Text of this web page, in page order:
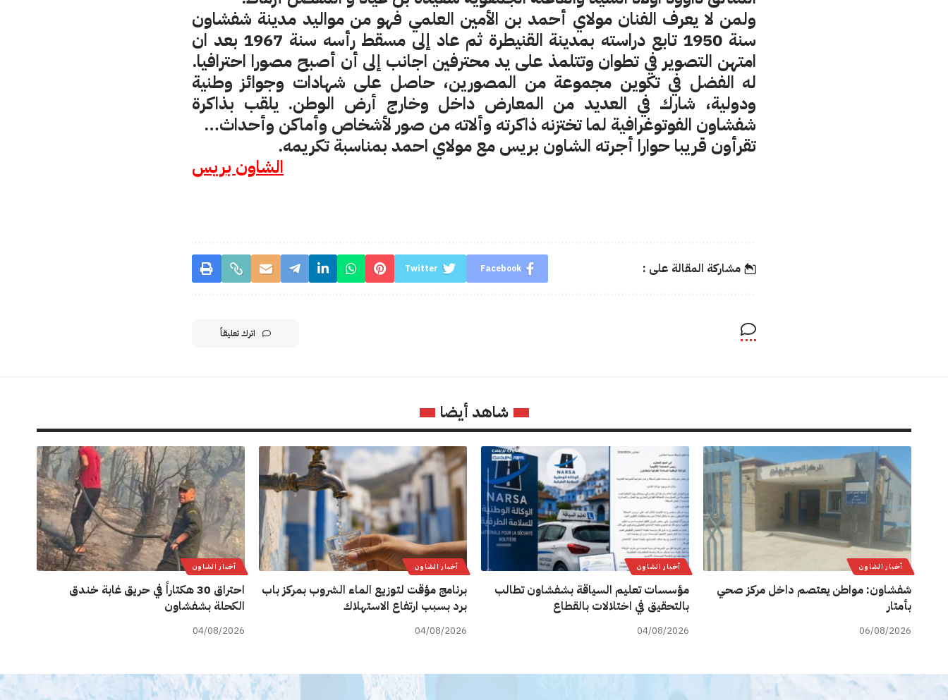
ولمن لا يعرف الفنان مولاي أحمد بن الأمين العلمي فهو من مواليد مدينة شفشاون
سنة 1950 تابع دراسته بمدينة القنيطرة ثم عاد إلى مسقط رأسه سنة 1967 بعد ان
امتهن التصوير في تطوان وتتلمذ على يد محترفين اجانب إلى أن أصبح مصورا احترافيا.
له الفضل في تكوين مجموعة من المصورين، حاصل على شهادات وجوائز وطنية
ودولية، شارك في العديد من المعارض داخل وخارج أرض الوطن. يلقب بذاكرة
شفشاون الفوتوغرافية لما تختزنه ذاكرته وألاته من صور لأشخاص وأماكن وأحداث…
تقرأون قريبا حوارا أجرته الشاون بريس مع مولاي احمد بمناسبة تكريمه.
الشاون بريس
مشاركة المقالة على : Facebook
Twitter
اترك تعليقاً
شاهد أيضا
أخبار الشاون
شفشاون: مواطن يعتصم داخل مركز صحي
بأمتار
06/08/2026
أخبار الشاون
مؤسسات تعليم السياقة بشفشاون تطالب
بالتحقيق في اختلالات بالقطاع
04/08/2026
أخبار الشاون
برنامج مؤقت لتوزيع الماء الشروب بمركز باب
برد بسبب ارتفاع الاستهلاك
04/08/2026
أخبار الشاون
احتراق 30 هكتاراً في حريق غابة خندق
الكحلة بشفشاون
04/08/2026